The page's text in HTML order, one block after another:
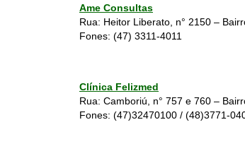
Ame Consultas
Rua: Heitor Liberato, n° 2150 –
Fones: (47) 3311-4011
Clínica Felizmed
Rua: Camboriú, n° 757 e 760 –
Fones: (47)32470100 / (48)3771-